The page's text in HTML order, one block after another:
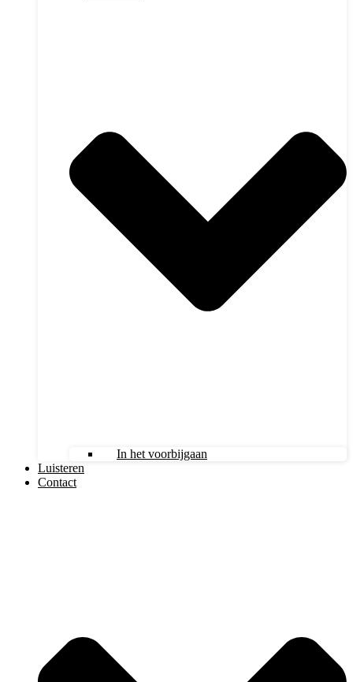
In het voorbijgaan
Luisteren
Contact